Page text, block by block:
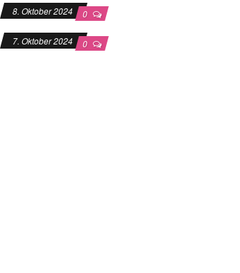
8. Oktober 2024 0
7. Oktober 2024 0